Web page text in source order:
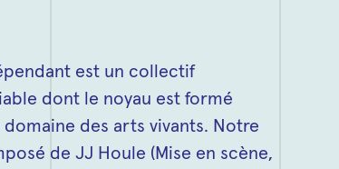
est un collectif
dont le noyau est formé
des arts vivants. Notre
de JJ Houle (Mise en scène,